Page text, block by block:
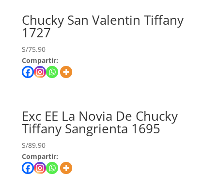
Chucky San Valentin Tiffany
1727
S/75.90
Compartir:
Exc EE La Novia De Chucky
Tiffany Sangrienta 1695
S/89.90
Compartir: